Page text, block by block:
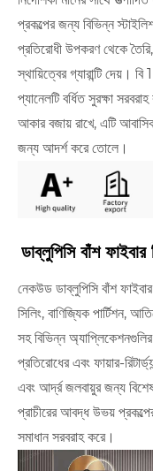
প্রকল্পের জন্য বিভিন্ন
প্রতিরোধী উপকরণ থেকে তৈরি,
স্থায়িত্বের গ্যারান্টি দেয়।
প্যানেলটি বর্ধিত সুরক্ষা
আকার বজায় রাখে, এটি
জন্য আদর্শ করে তোলে।
ডাব্লুপিসি বাঁশ
নেকউড ডাব্লুপিসি বাঁশ
সিলিং, বাণিজ্যিক পার্টিশন,
সহ বিভিন্ন
প্রতিরোধের এবং ফায়ার-
এবং আর্দ্র জলবায়ুর জন্য
প্রাচীরের আবদ্ধ উভয়
সমাধান সরবরাহ করে।